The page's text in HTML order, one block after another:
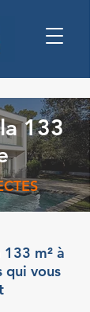
133
m² à
qui vous